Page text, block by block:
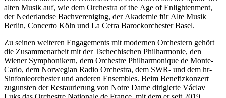
alten Musik auf, wie dem Orchestra of the Age of Enlightenment,
der Nederlandse Bachvereniging, der Akademie für Alte Musik
Berlin, Concerto Köln und La Cetra Barockorchester Basel.
Zu seinen weiteren Engagements mit modernen Orchestern gehört
die Zusammenarbeit mit der Tschechischen Philharmonie, den
Wiener Symphonikern, dem Orchestre Philharmonique de Monte-
Carlo, dem Norwegian Radio Orchestra, dem SWR- und dem hr-
Sinfonieorchester und anderen Ensembles. Beim Benefizkonzert
zugunsten der Restaurierung von Notre Dame dirigierte Václav